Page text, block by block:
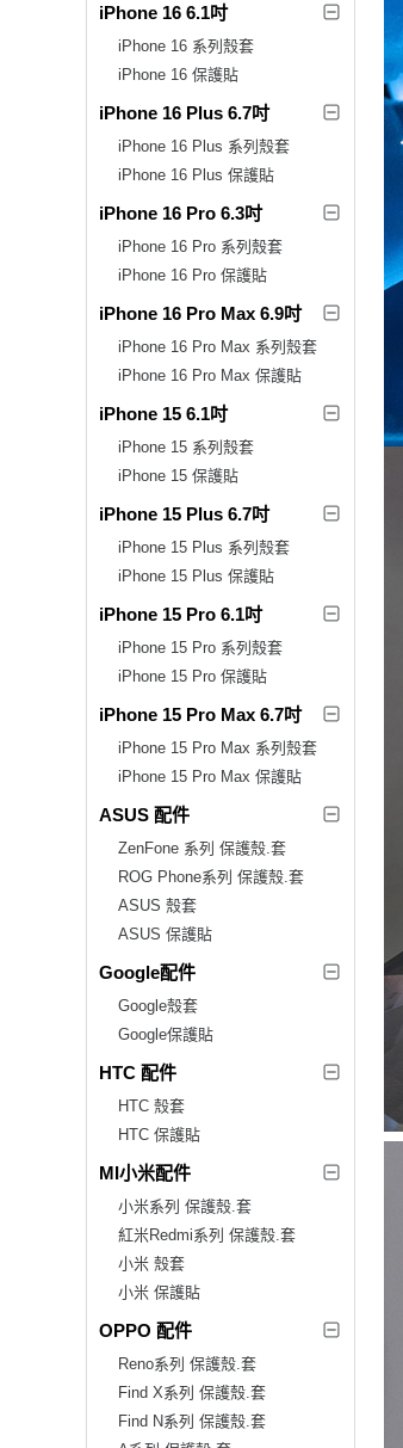
iPhone 16 6.1吋
iPhone 16 系列殼套
iPhone 16 保護貼
iPhone 16 Plus 6.7吋
iPhone 16 Plus 系列殼套
iPhone 16 Plus 保護貼
iPhone 16 Pro 6.3吋
iPhone 16 Pro 系列殼套
iPhone 16 Pro 保護貼
iPhone 16 Pro Max 6.9吋
iPhone 16 Pro Max 系列殼套
iPhone 16 Pro Max 保護貼
iPhone 15 6.1吋
iPhone 15 系列殼套
iPhone 15 保護貼
iPhone 15 Plus 6.7吋
iPhone 15 Plus 系列殼套
iPhone 15 Plus 保護貼
iPhone 15 Pro 6.1吋
iPhone 15 Pro 系列殼套
iPhone 15 Pro 保護貼
iPhone 15 Pro Max 6.7吋
iPhone 15 Pro Max 系列殼套
iPhone 15 Pro Max 保護貼
ASUS 配件
ZenFone 系列 保護殼.套
ROG Phone系列 保護殼.套
ASUS 殼套
ASUS 保護貼
Google配件
Google殼套
Google保護貼
HTC 配件
HTC 殼套
HTC 保護貼
MI小米配件
小米系列 保護殼.套
紅米Redmi系列 保護殼.套
小米 殼套
小米 保護貼
OPPO 配件
Reno系列 保護殼.套
Find X系列 保護殼.套
Find N系列 保護殼.套